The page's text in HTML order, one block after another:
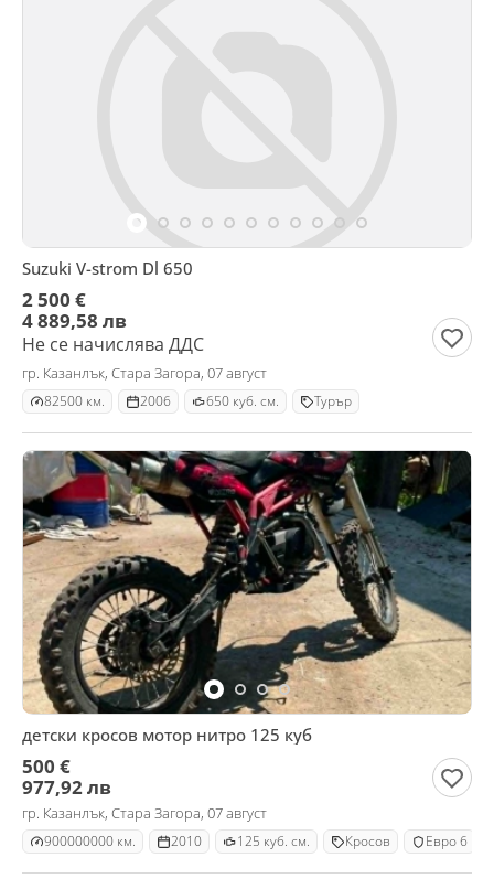
Suzuki V-strom Dl 650
2 500 €
4 889,58 лв
Не се начислява ДДС
гр. Казанлък, Стара Загора, 07 август
82500 км. 2006 650 куб. см. Турър
детски кросов мотор нитро 125 куб
500 €
977,92 лв
гр. Казанлък, Стара Загора, 07 август
900000000 км. 2010 125 куб. см. Кросов Евро 6